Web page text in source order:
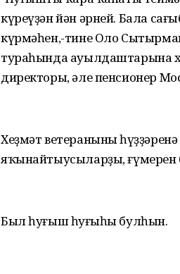
күреүҙән йән әрней. Бала
күрмәһен,-тине Оло
тураһында ауылдаштарына
директоры, әле пенсионер
Хеҙмәт ветеранының
яҡынайтыусыларҙы, ғүмерен
Был һуғыш һуңғыһы булһын.